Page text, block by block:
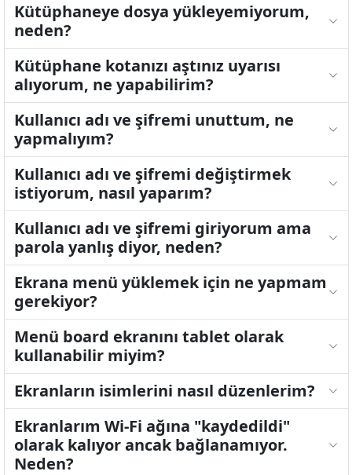
Kütüphaneye dosya yükleyemiyorum,
neden?
Kütüphane kotanızı aştınız uyarısı
alıyorum, ne yapabilirim?
Kullanıcı adı ve şifremi unuttum, ne
yapmalıyım?
Kullanıcı adı ve şifremi değiştirmek
istiyorum, nasıl yaparım?
Kullanıcı adı ve şifremi giriyorum ama
parola yanlış diyor, neden?
Ekrana menü yüklemek için ne yapmam
gerekiyor?
Menü board ekranını tablet olarak
kullanabilir miyim?
Ekranların isimlerini nasıl düzenlerim?
Ekranlarım Wi-Fi ağına "kaydedildi"
olarak kalıyor ancak bağlanamıyor.
Neden?